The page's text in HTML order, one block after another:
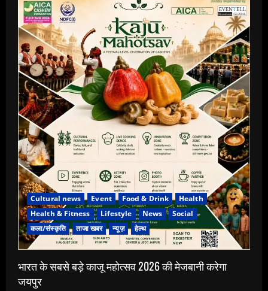
Cultural news Event Food & Drink
Health
Health & Fitness
Lifestyle News
Social
कला/संस्कृति
ताजा खबर न्यूज़ हेल्थ
भारत के सबसे बड़े काजू महोत्सव 2026 की मेजबानी करेगा
जयपुर